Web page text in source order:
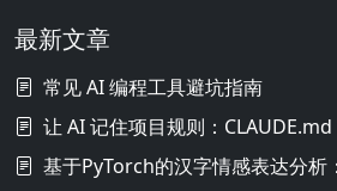
最新文章
常见 AI 编程工具避坑指南
让 AI 记住项目规则：
基于PyTorch的汉字情感表达分析